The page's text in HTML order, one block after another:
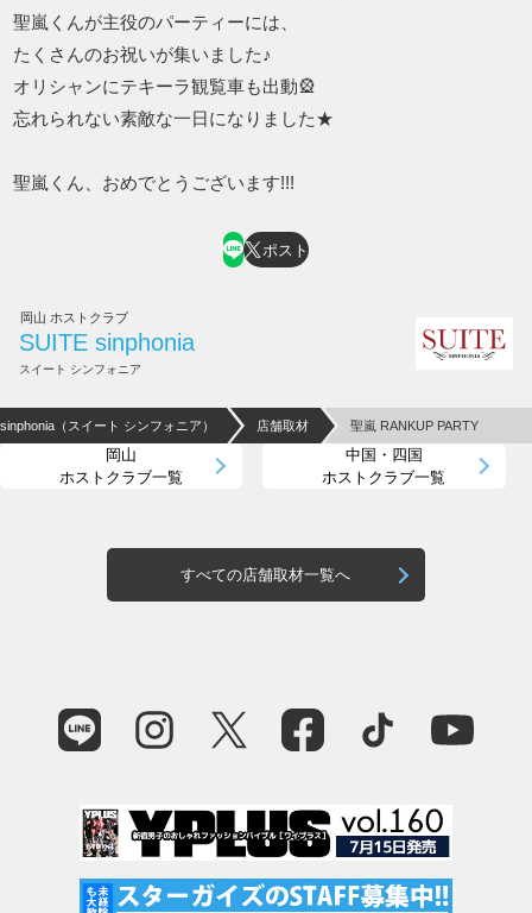
聖嵐くんが主役のパーティーには、
たくさんのお祝いが集いました♪
オリシャンにテキーラ観覧車も出動🎡
忘れられない素敵な一日になりました★
聖嵐くん、おめでとうございます!!!
ポスト
岡山 ホストクラブ
SUITE sinphonia
スイート シンフォニア
（スイート シンフォニア） 店舗取材 聖嵐 RANKUP PARTY
岡山
ホストクラブ一覧
中国・四国
ホストクラブ一覧
すべての店舗取材一覧へ